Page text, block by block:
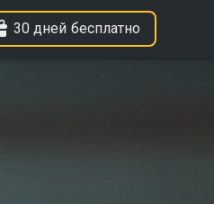
30 дней бесплатно